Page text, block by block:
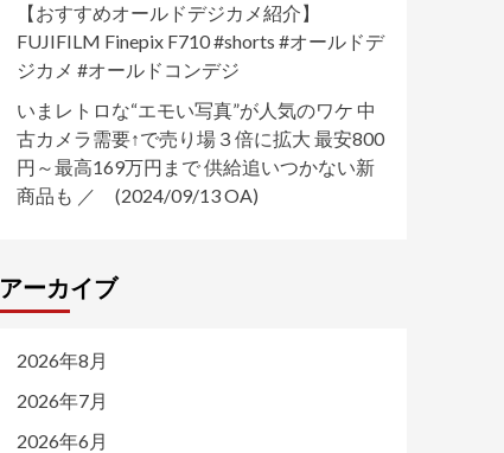
【おすすめオールドデジカメ紹介】
FUJIFILM Finepix F710 #shorts #オールドデ
ジカメ #オールドコンデジ
いまレトロな“エモい写真”が人気のワケ 中
古カメラ需要↑で売り場３倍に拡大 最安800
円～最高169万円まで 供給追いつかない新
商品も ／ (2024/09/13 OA)
アーカイブ
2026年8月
2026年7月
2026年6月